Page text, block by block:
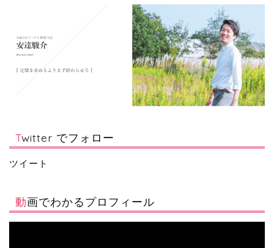
Twitter でフォロー
ツイート
動画でわかるプロフィール